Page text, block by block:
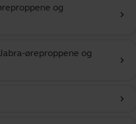
og
chevron_right
øreproppene og
chevron_right
chevron_right